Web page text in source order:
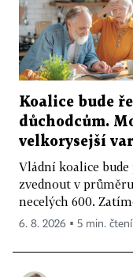
Koalice bude
důchodcům.
velkorysejší
Vládní koalice
zvednout v
necelých 600.
6. 8. 2026 ▪ 5 min. čtení